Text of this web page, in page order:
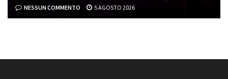
NESSUN COMMENTO 5 AGOSTO 2026